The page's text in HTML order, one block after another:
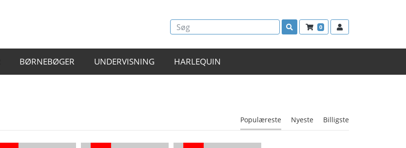
0
BØRNEBØGER UNDERVISNING HARLEQUIN
Populæreste Nyeste Billigste